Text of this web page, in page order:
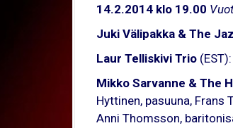
14.2.2014 klo 19.00
Juki Välipakka & The
Laur Telliskivi Trio
Mikko Sarvanne & The
Hyttinen, pasuuna,
Anni Thomsson,